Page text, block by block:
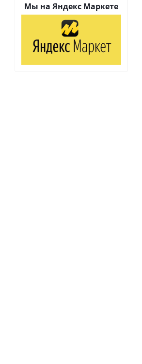
Мы на Яндекс Маркете